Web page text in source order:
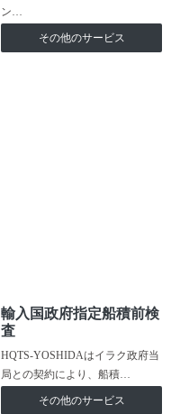
ン…
その他のサービス
輸入国政府指定船積前検
査
HQTS-YOSHIDAはイラク政府当
局との契約により、船積…
その他のサービス